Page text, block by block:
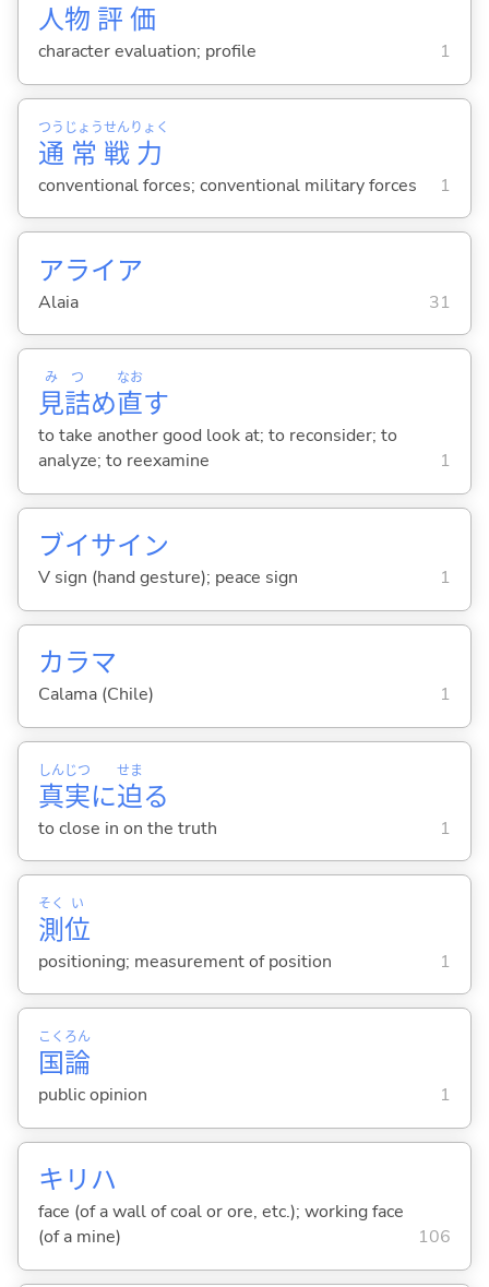
人物 評 価
character evaluation; profile 1
通
つう
常
じょう
戦
せん
力
りょく
conventional forces; conventional military forces 1
アライア
Alaia 31
見
み
詰
つ
め直
なお
す
to take another good look at; to reconsider; to
analyze; to reexamine
1
ブイサイン
V sign (hand gesture); peace sign 1
カラマ
Calama (Chile) 1
真
しん
実
じつ
に迫
せま
る
to close in on the truth 1
測
そく
位
い
positioning; measurement of position 1
国
こく
論
ろん
public opinion 1
キリハ
face (of a wall of coal or ore, etc.); working face
(of a mine)
106